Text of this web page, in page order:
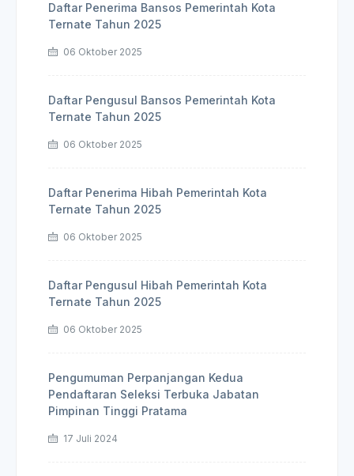
Daftar Penerima Bansos Pemerintah Kota
Ternate Tahun 2025
06 Oktober 2025
Daftar Pengusul Bansos Pemerintah Kota
Ternate Tahun 2025
06 Oktober 2025
Daftar Penerima Hibah Pemerintah Kota
Ternate Tahun 2025
06 Oktober 2025
Daftar Pengusul Hibah Pemerintah Kota
Ternate Tahun 2025
06 Oktober 2025
Pengumuman Perpanjangan Kedua
Pendaftaran Seleksi Terbuka Jabatan
Pimpinan Tinggi Pratama
17 Juli 2024